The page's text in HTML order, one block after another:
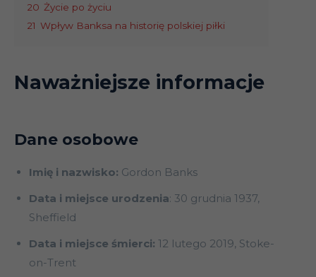
20 Życie po życiu
21 Wpływ Banksa na historię polskiej piłki
Naważniejsze informacje
Dane osobowe
Imię i nazwisko: Gordon Banks
Data i miejsce urodzenia: 30 grudnia 1937,
Sheffield
Data i miejsce śmierci: 12 lutego 2019, Stoke-
on-Trent